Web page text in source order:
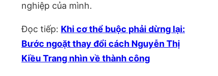
nghiệp của mình.
Đọc tiếp: Khi cơ thể buộc phải dừng lại:
Bước ngoặt thay đổi cách Nguyễn Thị
Kiều Trang nhìn về thành công